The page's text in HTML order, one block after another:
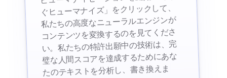
ぐヒューマナイズ」をクリックして、
私たちの高度なニューラルエンジンが
コンテンツを変換するのを見てくださ
い。私たちの特許出願中の技術は、完
璧な人間スコアを達成するためにあな
たのテキストを分析し、書き換えま